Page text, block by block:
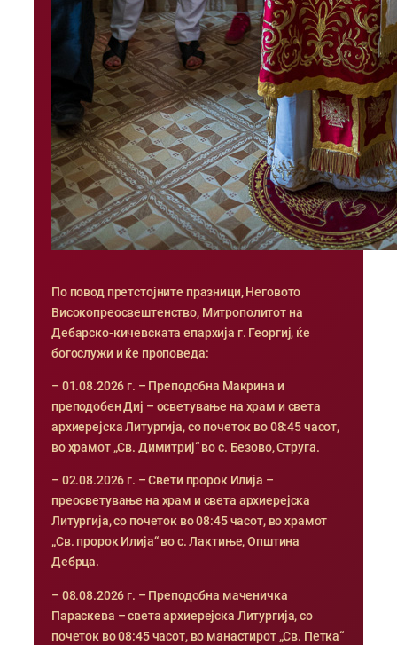
По повод претстојните празници, Неговото
Високопреосвештенство, Митрополитот на
Дебарско-кичевската епархија г. Георгиј, ќе
богослужи и ќе проповеда:
– 01.08.2026 г. – Преподобна Макрина и
преподобен Диј – осветување на храм и света
архиерејска Литургија, со почеток во 08:45 часот,
во храмот „Св. Димитриј“ во с. Безово, Струга.
– 02.08.2026 г. – Свети пророк Илија –
преосветување на храм и света архиерејска
Литургија, со почеток во 08:45 часот, во храмот
„Св. пророк Илија“ во с. Лактиње, Општина
Дебрца.
– 08.08.2026 г. – Преподобна маченичка
Параскева – света архиерејска Литургија, со
почеток во 08:45 часот, во манастирот „Св. Петка“